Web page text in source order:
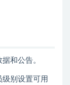
和公告。
别设置可用